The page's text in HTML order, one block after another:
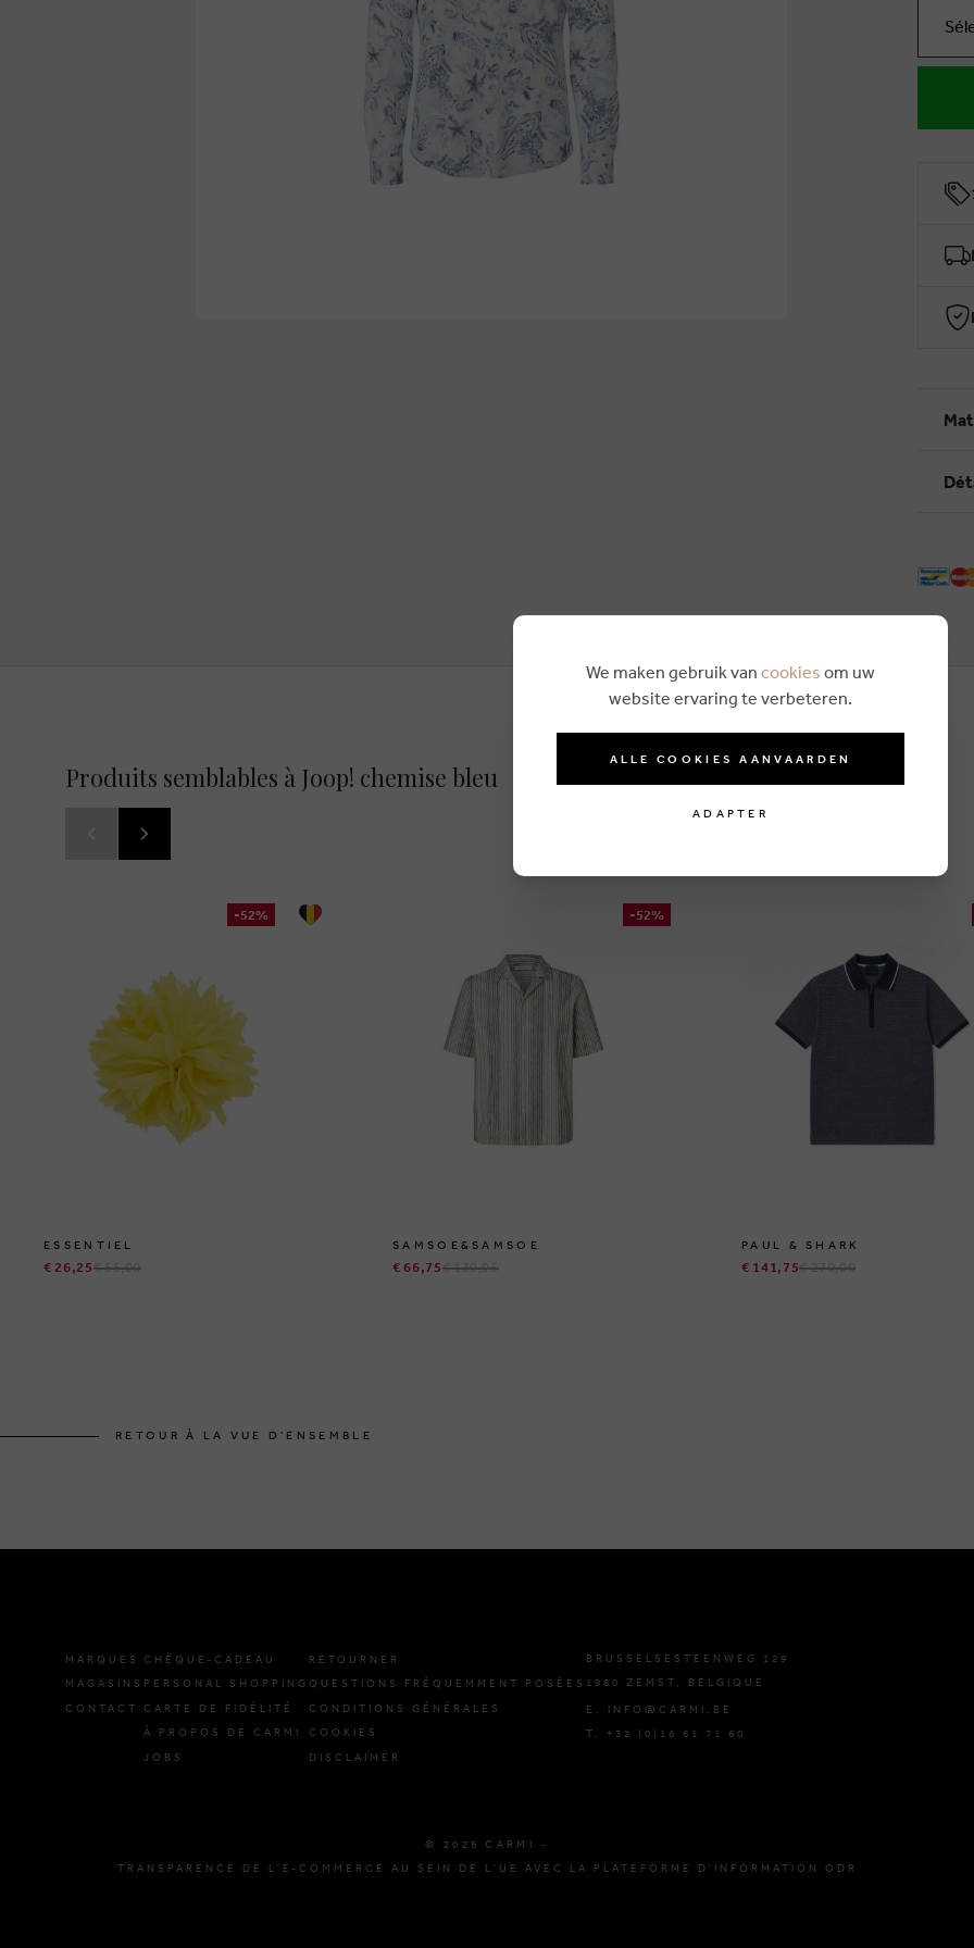
Produits semblables à Joop! chemise bleu
-52%
ESSENTIEL
€ 26,25€ 55,00
-52%
SAMSOE&SAMSOE
€ 66,75€ 139,95
PAUL & SHARK
€ 141,75€ 270,00
RETOUR À LA VUE D'ENSEMBLE
MARQUES
MAGASINS
CONTACT
CHÈQUE-CADEAU
PERSONAL SHOPPING
CARTE DE FIDÉLITÉ
À PROPOS DE CARMI
JOBS
RETOURNER
QUESTIONS FRÉQUEMMENT POSÉES
CONDITIONS GÉNÉRALES
COOKIES
DISCLAIMER
BRUSSELSESTEENWEG 129
1980 ZEMST, BELGIQUE
E. INFO@CARMI.BE
T. +32 (0)16 61 71 60
© 2026 CARMI -
TRANSPARENCE DE L'E-COMMERCE AU SEIN DE L'UE AVEC LA PLATEFORME D'INFORMATION ODR
We maken gebruik van cookies om uw
website ervaring te verbeteren.
ALLE COOKIES AANVAARDEN
ADAPTER